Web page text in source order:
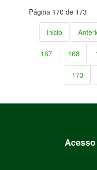
Página 170 de 173
Inicio
167 168
173